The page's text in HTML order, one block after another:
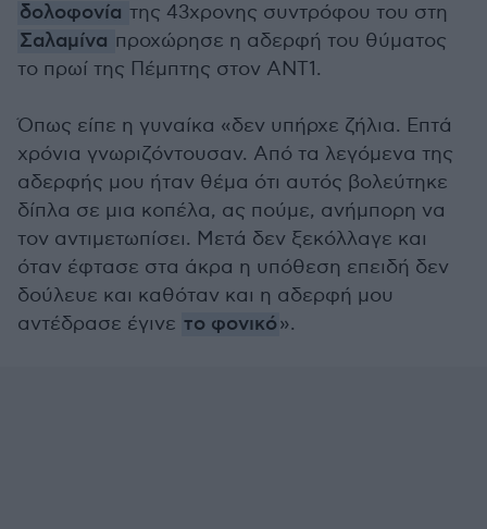
δολοφονία της 43χρονης συντρόφου του στη
Σαλαμίνα προχώρησε η αδερφή του θύματος
το πρωί της Πέμπτης στον ΑΝΤ1.
Όπως είπε η γυναίκα «δεν υπήρχε ζήλια. Επτά
χρόνια γνωριζόντουσαν. Από τα λεγόμενα της
αδερφής μου ήταν θέμα ότι αυτός βολεύτηκε
δίπλα σε μια κοπέλα, ας πούμε, ανήμπορη να
τον αντιμετωπίσει. Μετά δεν ξεκόλλαγε και
όταν έφτασε στα άκρα η υπόθεση επειδή δεν
δούλευε και καθόταν και η αδερφή μου
αντέδρασε έγινε το φονικό».